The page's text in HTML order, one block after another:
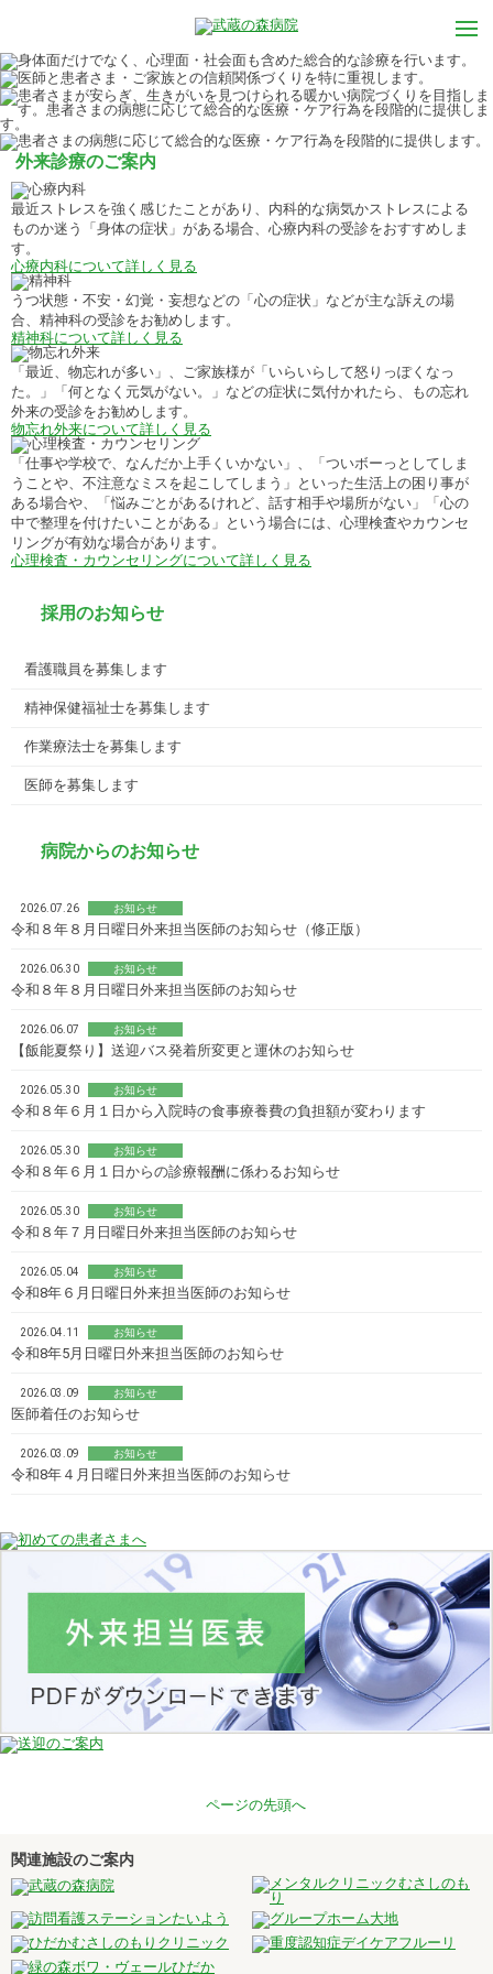
外来診療のご案内
最近ストレスを強く感じたことがあり、内科的な病気かストレスによる
ものか迷う「身体の症状」がある場合、心療内科の受診をおすすめしま
す。
心療内科について詳しく見る
うつ状態・不安・幻覚・妄想などの「心の症状」などが主な訴えの場
合、精神科の受診をお勧めします。
精神科について詳しく見る
「最近、物忘れが多い」、ご家族様が「いらいらして怒りっぽくなっ
た。」「何となく元気がない。」などの症状に気付かれたら、もの忘れ
外来の受診をお勧めします。
物忘れ外来について詳しく見る
「仕事や学校で、なんだか上手くいかない」、「ついボーっとしてしま
うことや、不注意なミスを起こしてしまう」といった生活上の困り事が
ある場合や、「悩みごとがあるけれど、話す相手や場所がない」「心の
中で整理を付けたいことがある」という場合には、心理検査やカウンセ
リングが有効な場合があります。
心理検査・カウンセリングについて詳しく見る
採用のお知らせ
看護職員を募集します
精神保健福祉士を募集します
作業療法士を募集します
医師を募集します
病院からのお知らせ
2026.07.26 お知らせ
令和８年８月日曜日外来担当医師のお知らせ（修正版）
2026.06.30 お知らせ
令和８年８月日曜日外来担当医師のお知らせ
2026.06.07 お知らせ
【飯能夏祭り】送迎バス発着所変更と運休のお知らせ
2026.05.30 お知らせ
令和８年６月１日から入院時の食事療養費の負担額が変わります
2026.05.30 お知らせ
令和８年６月１日からの診療報酬に係わるお知らせ
2026.05.30 お知らせ
令和８年７月日曜日外来担当医師のお知らせ
2026.05.04 お知らせ
令和8年６月日曜日外来担当医師のお知らせ
2026.04.11 お知らせ
令和8年5月日曜日外来担当医師のお知らせ
2026.03.09 お知らせ
医師着任のお知らせ
2026.03.09 お知らせ
令和8年４月日曜日外来担当医師のお知らせ
ページの先頭へ
関連施設のご案内